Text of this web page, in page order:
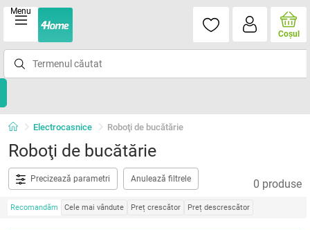
Menu
Coşul
Electrocasnice Roboţi de bucătărie
Roboţi de bucătărie
Precizează parametri Anulează filtrele 0 produse
Recomandăm Cele mai vândute Preț crescător Preț descrescător